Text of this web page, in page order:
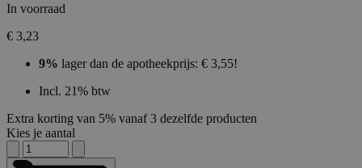
In voorraad
€ 3,23
9% lager dan de apotheekprijs: € 3,55!
Incl. 21% btw
Extra korting van 5% vanaf 3 dezelfde producten
Kies je aantal